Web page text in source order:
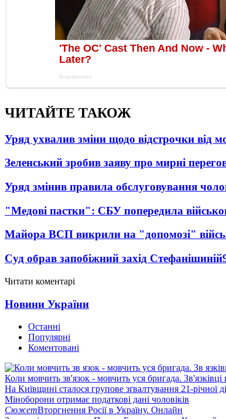
ЧИТАЙТЕ ТАКОЖ
Уряд ухвалив зміни щодо відстрочки від
Зеленський зробив заяву про мирні
Уряд змінив правила обслуговування
"Медові пастки": СБУ попередила
Майора ВСП викрили на "допомозі"
Суд обрав запобіжний захід Стефанішиній
Читати коментарі
Новини України
Останні
Популярні
Коментовані
Коли мовчить зв'язок - мовчить уся бригада.
На Київщині сталося групове зґвалтування 21-річної
Міноборони отримає податкові дані чоловіків
СюжетВторгнення Росії в Україну. Онлайн